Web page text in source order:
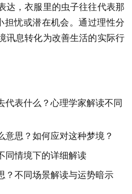
达，衣服里的虫子往往代表那
担忧或潜在机会。通过理性分
讯息转化为改善生活的实际行
代表什么？心理学家解读不同
意思？如何应对这种梦境？
同情境下的详细解读
？不同场景解读与运势暗示